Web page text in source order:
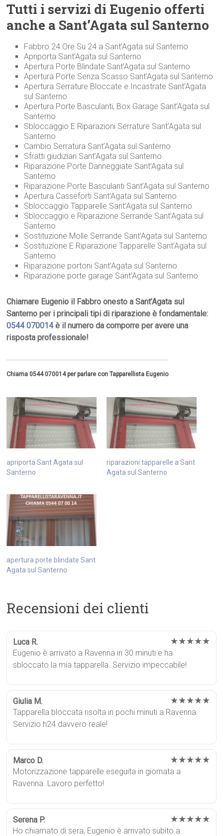
Tutti i servizi di Eugenio offerti
anche a Sant’Agata sul Santerno
Fabbro 24 Ore Su 24 a Sant’Agata sul Santerno
Apriporta Sant’Agata sul Santerno
Apertura Porte Blindate Sant’Agata sul Santerno
Apertura Porte Senza Scasso Sant’Agata sul Santerno
Apertura Serrature Bloccate e Incastrate Sant’Agata
sul Santerno
Apertura Porte Basculanti, Box Garage Sant’Agata sul
Santerno
Sbloccaggio E Riparazioni Serrature Sant’Agata sul
Santerno
Cambio Serratura Sant’Agata sul Santerno
Sfratti giudiziari Sant’Agata sul Santerno
Riparazione Porte Danneggiate Sant’Agata sul
Santerno
Riparazione Porte Basculanti Sant’Agata sul Santerno
Apertura Casseforti Sant’Agata sul Santerno
Sbloccaggio Tapparelle Sant’Agata sul Santerno
Sbloccaggio e Riparazione Serrande Sant’Agata sul
Santerno
Sostituzione Molle Serrande Sant’Agata sul Santerno
Sostituzione E Riparazione Tapparelle Sant’Agata sul
Santerno
Riparazione portoni Sant’Agata sul Santerno
Riparazione porte garage Sant’Agata sul Santerno
Chiamare Eugenio il Fabbro onesto a Sant’Agata sul
Santerno per i principali tipi di riparazione è fondamentale:
0544 070014è il numero da comporre per avere una
risposta professionale!
Chiama 0544 070014 per parlare con Tapparellista Eugenio
apriporta Sant Agata sul
Santerno
riparazioni tapparelle a Sant
Agata sul Santerno
apertura porte blindate Sant
Agata sul Santerno
Recensioni dei clienti
Luca R. ★★★★★
Eugenio è arrivato a Ravenna in 30 minuti e ha
sbloccato la mia tapparella. Servizio impeccabile!
Giulia M. ★★★★★
Tapparella bloccata risolta in pochi minuti a Ravenna.
Servizio h24 davvero reale!
Marco D. ★★★★★
Motorizzazione tapparelle eseguita in giornata a
Ravenna. Lavoro perfetto!
Serena P. ★★★★★
Ho chiamato di sera, Eugenio è arrivato subito a